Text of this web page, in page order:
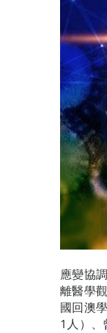
應變協
離醫學
國回澳
1人）、